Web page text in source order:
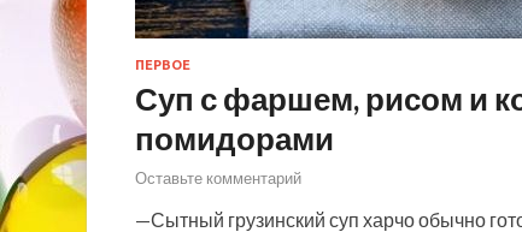
ПЕРВОЕ
Суп с фаршем, рисом и
помидорами
Оставьте комментарий
—Сытный грузинский суп харчо обычно